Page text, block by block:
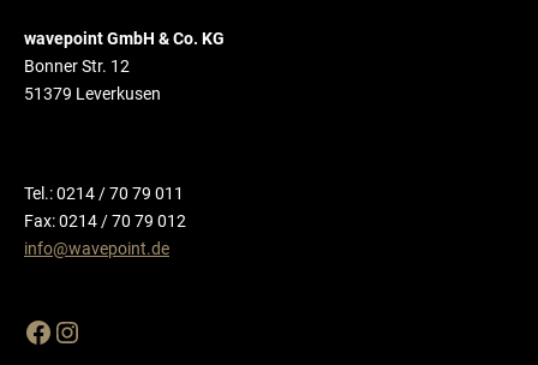
wavepoint GmbH & Co. KG
Bonner Str. 12
51379 Leverkusen
Tel.: 0214 / 70 79 011
Fax: 0214 / 70 79 012
info@wavepoint.de